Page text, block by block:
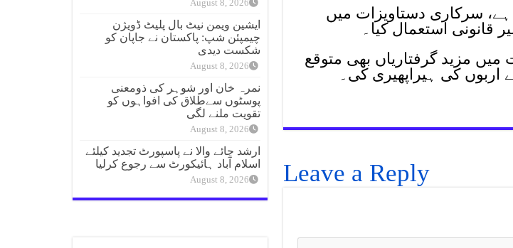
ہے، سرکاری دستاویزات میں
استعمال کیا۔
مزید گرفتاریاں بھی متوقع
اربوں کی ہیراپھیری کی۔
Leave a Reply
August 8, 2026
ایشین ویمن نیٹ بال پلیٹ ڈویژن
چیمپئن شپ: پاکستان نے جاپان کو
شکست دیدی
August 8, 2026
نمرہ خان اور شوہر کی ذومعنی
پوسٹوں سےطلاق کی افواہوں کو
تقویت ملنے لگی
August 8, 2026
ارشد چائے والا نے پاسپورٹ تجدید کیلئے
اسلام آباد ہائیکورٹ سے رجوع کرلیا
August 8, 2026